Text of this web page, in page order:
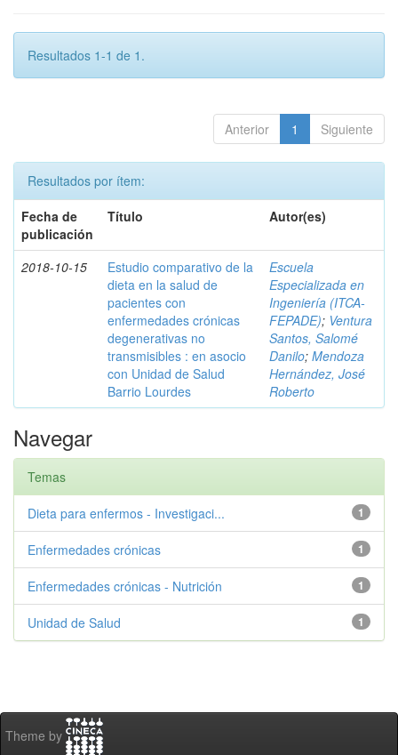
Resultados 1-1 de 1.
Anterior 1 Siguiente
Resultados por ítem:
Fecha de
publicación
Título Autor(es)
2018-10-15
Estudio comparativo de la
dieta en la salud de
pacientes con
enfermedades crónicas
degenerativas no
transmisibles : en asocio
con Unidad de Salud
Barrio Lourdes
Escuela
Especializada en
Ingeniería (ITCA-
FEPADE); Ventura
Santos, Salomé
Danilo; Mendoza
Hernández, José
Roberto
Navegar
Temas
1
Dieta para enfermos - Investigaci...
1
Enfermedades crónicas
1
Enfermedades crónicas - Nutrición
1
Unidad de Salud
Theme by